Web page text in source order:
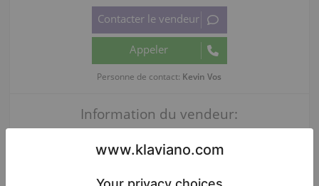
Personne de contact: Kevin Vos
Information du vendeur: